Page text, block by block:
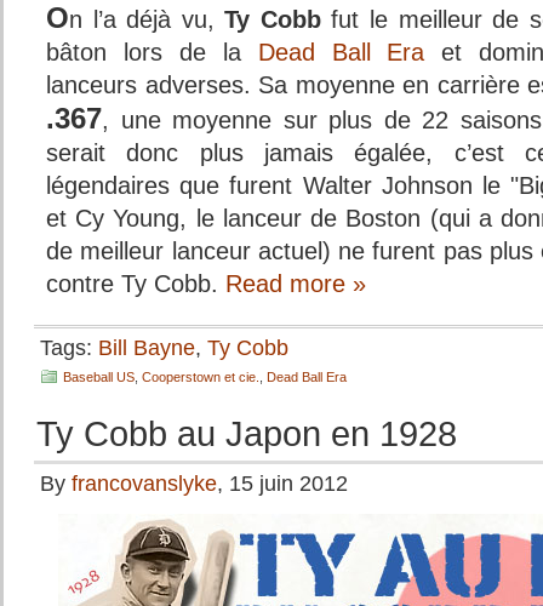
On l’a déjà vu,Ty Cobbfut le meilleur de
bâton lors de la Dead Ball Era et
lanceurs adverses. Sa moyenne en carrière
.367, une moyenne sur plus de 22
serait donc plus jamais égalée, c’est
légendaires que furent Walter Johnson le
et Cy Young, le lanceur de Boston (qui a
de meilleur lanceur actuel) ne furent pas
contre Ty Cobb. Read more »
Tags: Bill Bayne, Ty Cobb
Baseball US Cooperstown et cie. Dead Ball Era
Ty Cobb au Japon en 1928
By francovanslyke, 15 juin 2012